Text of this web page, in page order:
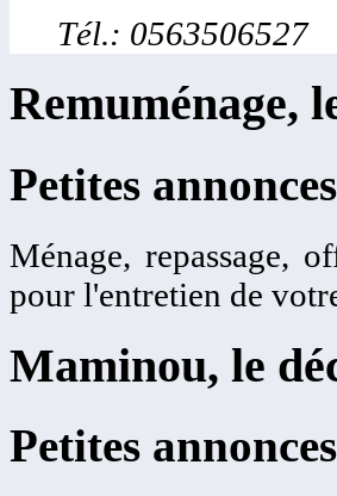
Tél.: 0563506527
Remuménage,
Petites annonces
Ménage, repassage,
pour l'entretien de
Maminou, le
Petites annonces